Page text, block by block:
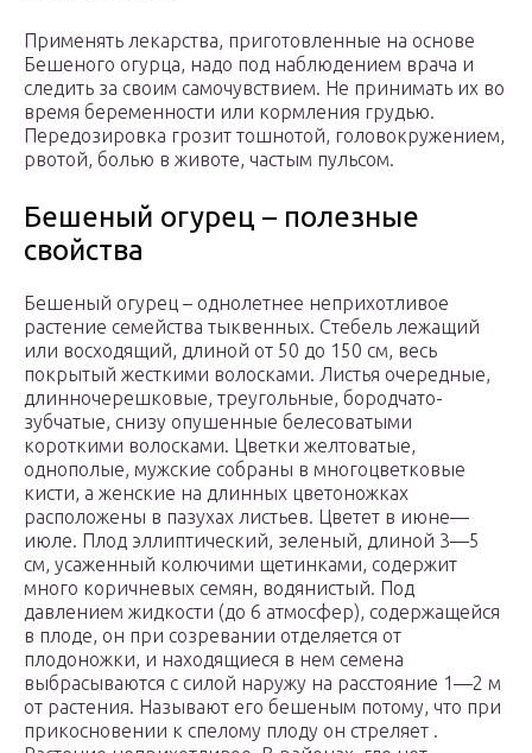
Применять лекарства, приготовленные на основе
Бешеного огурца, надо под наблюдением врача и
следить за своим самочувствием. Не принимать их во
время беременности или кормления грудью.
Передозировка грозит тошнотой, головокружением,
рвотой, болью в животе, частым пульсом.
Бешеный огурец – полезные
свойства
Бешеный огурец – однолетнее неприхотливое
растение семейства тыквенных. Стебель лежащий
или восходящий, длиной от 50 до 150 см, весь
покрытый жесткими волосками. Листья очередные,
длинночерешковые, треугольные, бородчато-
зубчатые, снизу опушенные белесоватыми
короткими волосками. Цветки желтоватые,
однополые, мужские собраны в многоцветковые
кисти, а женские на длинных цветоножках
расположены в пазухах листьев. Цветет в июне—
июле. Плод эллиптический, зеленый, длиной 3—5
см, усаженный колючими щетинками, содержит
много коричневых семян, водянистый. Под
давлением жидкости (до 6 атмосфер), содержащейся
в плоде, он при созревании отделяется от
плодоножки, и находящиеся в нем семена
выбрасываются с силой наружу на расстояние 1—2 м
от растения. Называют его бешеным потому, что при
прикосновении к спелому плоду он стреляет .